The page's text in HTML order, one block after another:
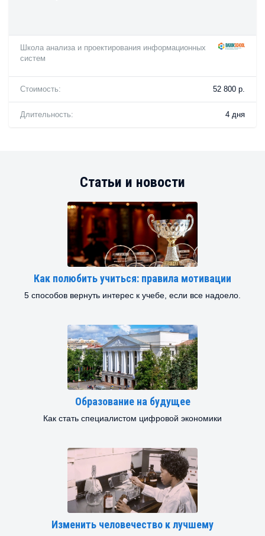
Школа анализа и проектирования информационных
систем
Стоимость: 52 800 р.
Длительность: 4 дня
Статьи и новости
Как полюбить учиться: правила мотивации
5 способов вернуть интерес к учебе, если все надоело.
Образование на будущее
Как стать специалистом цифровой экономики
Изменить человечество к лучшему